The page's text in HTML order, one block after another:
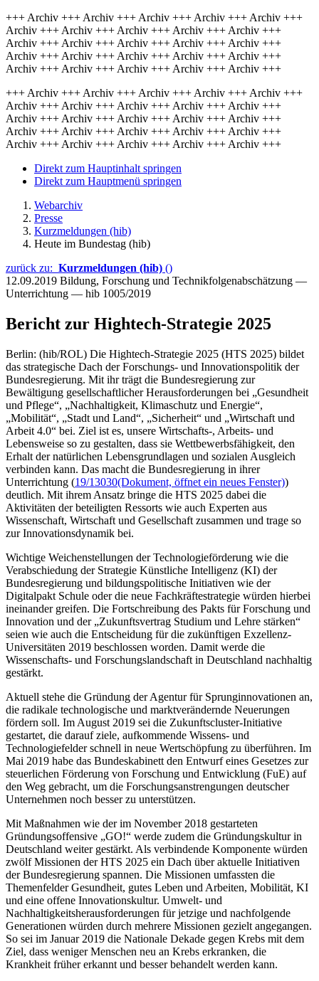
+++ Archiv +++ Archiv +++ Archiv +++ Archiv +++ Archiv +++
Archiv +++ Archiv +++ Archiv +++ Archiv +++ Archiv +++
Archiv +++ Archiv +++ Archiv +++ Archiv +++ Archiv +++
Archiv +++ Archiv +++ Archiv +++ Archiv +++ Archiv +++
Archiv +++ Archiv +++ Archiv +++ Archiv +++ Archiv +++
+++ Archiv +++ Archiv +++ Archiv +++ Archiv +++ Archiv +++
Archiv +++ Archiv +++ Archiv +++ Archiv +++ Archiv +++
Archiv +++ Archiv +++ Archiv +++ Archiv +++ Archiv +++
Archiv +++ Archiv +++ Archiv +++ Archiv +++ Archiv +++
Archiv +++ Archiv +++ Archiv +++ Archiv +++ Archiv +++
Direkt zum Hauptinhalt springen
Direkt zum Hauptmenü springen
Webarchiv
Presse
Kurzmeldungen (hib)
Heute im Bundestag (hib)
zurück zu: Kurzmeldungen (hib) ()
12.09.2019 Bildung, Forschung und Technikfolgenabschätzung —
Unterrichtung — hib 1005/2019
Bericht zur Hightech-Strategie 2025
Berlin: (hib/ROL) Die Hightech-Strategie 2025 (HTS 2025) bildet
das strategische Dach der Forschungs- und Innovationspolitik der
Bundesregierung. Mit ihr trägt die Bundesregierung zur
Bewältigung gesellschaftlicher Herausforderungen bei „Gesundheit
und Pflege“, „Nachhaltigkeit, Klimaschutz und Energie“,
„Mobilität“, „Stadt und Land“, „Sicherheit“ und „Wirtschaft und
Arbeit 4.0“ bei. Ziel ist es, unsere Wirtschafts-, Arbeits- und
Lebensweise so zu gestalten, dass sie Wettbewerbsfähigkeit, den
Erhalt der natürlichen Lebensgrundlagen und sozialen Ausgleich
verbinden kann. Das macht die Bundesregierung in ihrer
Unterrichtung (19/13030(Dokument, öffnet ein neues Fenster))
deutlich. Mit ihrem Ansatz bringe die HTS 2025 dabei die
Aktivitäten der beteiligten Ressorts wie auch Experten aus
Wissenschaft, Wirtschaft und Gesellschaft zusammen und trage so
zur Innovationsdynamik bei.
Wichtige Weichenstellungen der Technologieförderung wie die
Verabschiedung der Strategie Künstliche Intelligenz (KI) der
Bundesregierung und bildungspolitische Initiativen wie der
Digitalpakt Schule oder die neue Fachkräftestrategie würden hierbei
ineinander greifen. Die Fortschreibung des Pakts für Forschung und
Innovation und der „Zukunftsvertrag Studium und Lehre stärken“
seien wie auch die Entscheidung für die zukünftigen Exzellenz-
Universitäten 2019 beschlossen worden. Damit werde die
Wissenschafts- und Forschungslandschaft in Deutschland nachhaltig
gestärkt.
Aktuell stehe die Gründung der Agentur für Sprunginnovationen an,
die radikale technologische und marktverändernde Neuerungen
fördern soll. Im August 2019 sei die Zukunftscluster-Initiative
gestartet, die darauf ziele, aufkommende Wissens- und
Technologiefelder schnell in neue Wertschöpfung zu überführen. Im
Mai 2019 habe das Bundeskabinett den Entwurf eines Gesetzes zur
steuerlichen Förderung von Forschung und Entwicklung (FuE) auf
den Weg gebracht, um die Forschungsanstrengungen deutscher
Unternehmen noch besser zu unterstützen.
Mit Maßnahmen wie der im November 2018 gestarteten
Gründungsoffensive „GO!“ werde zudem die Gründungskultur in
Deutschland weiter gestärkt. Als verbindende Komponente würden
zwölf Missionen der HTS 2025 ein Dach über aktuelle Initiativen
der Bundesregierung spannen. Die Missionen umfassten die
Themenfelder Gesundheit, gutes Leben und Arbeiten, Mobilität, KI
und eine offene Innovationskultur. Umwelt- und
Nachhaltigkeitsherausforderungen für jetzige und nachfolgende
Generationen würden durch mehrere Missionen gezielt angegangen.
So sei im Januar 2019 die Nationale Dekade gegen Krebs mit dem
Ziel, dass weniger Menschen neu an Krebs erkranken, die
Krankheit früher erkannt und besser behandelt werden kann.